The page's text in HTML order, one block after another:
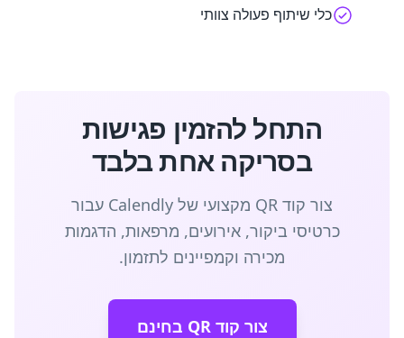
כלי שיתוף פעולה צוותי
התחל להזמין פגישות
בסריקה אחת בלבד
צור קוד QR מקצועי של Calendly עבור
כרטיסי ביקור, אירועים, מרפאות, הדגמות
מכירה וקמפיינים לתזמון.
צור קוד QR בחינם